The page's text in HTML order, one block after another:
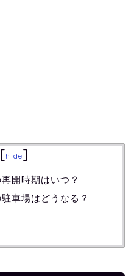
[hide]
開時期はいつ？
車場はどうなる？